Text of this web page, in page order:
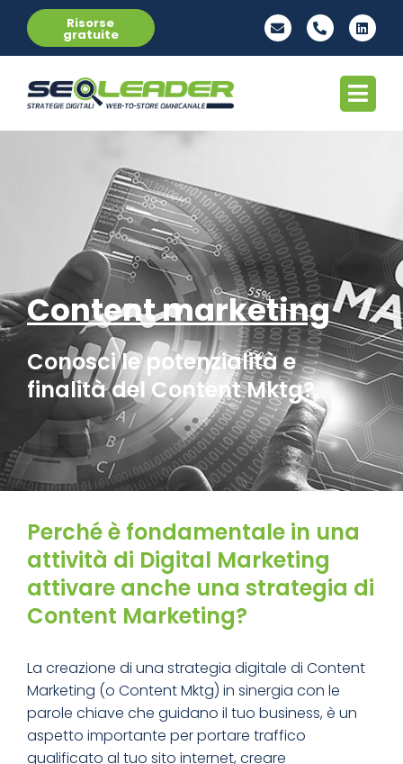
Risorse
gratuite
Content marketing
Conosci le potenzialità e
finalità del Content Mktg?
Perché è fondamentale in una
attività di Digital Marketing
attivare anche una strategia di
Content Marketing?
La creazione di una strategia digitale di Content
Marketing (o Content Mktg) in sinergia con le
parole chiave che guidano il tuo business, è un
aspetto importante per portare traffico
qualificato al tuo sito internet, creare